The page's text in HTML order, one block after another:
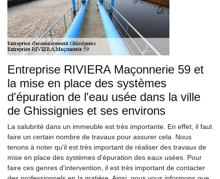
Entreprise RIVIERA Maçonnerie 59 et
la mise en place des systèmes
d'épuration de l'eau usée dans la ville
de Ghissignies et ses environs
La salubrité dans un immeuble est très importante. En effet, il faut
faire un certain nombre de travaux pour assurer cela. Nous
tenons à noter qu'il est très important de réaliser des travaux de
mise en place des systèmes d'épuration des eaux usées. Pour
faire ces genres d'intervention, il est très important de contacter